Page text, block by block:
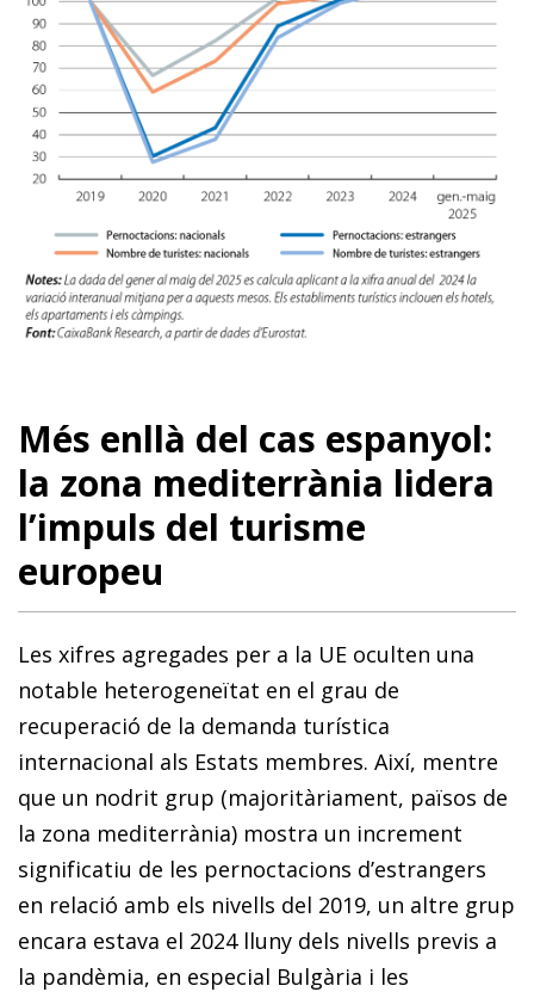
Més enllà del cas espanyol:
la zona mediterrània lidera
l’impuls del turisme
europeu
Les xifres agregades per a la UE oculten una
notable heterogeneïtat en el grau de
recuperació de la demanda turística
internacional als Estats membres. Així, mentre
que un nodrit grup (majoritàriament, països de
la zona mediterrània) mostra un increment
significatiu de les pernoctacions d’estrangers
en relació amb els nivells del 2019, un altre grup
encara estava el 2024 lluny dels nivells previs a
la pandèmia, en especial Bulgària i les